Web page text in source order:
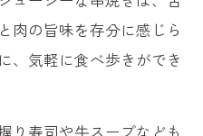
肉の旨味を存分に感じら
、気軽に食べ歩きができ
り寿司や牛スープなども